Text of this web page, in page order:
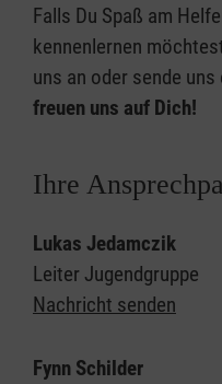
Falls Du Spaß am
kennenlernen
uns an oder sende
freuen uns auf Dich!
Ihre
Lukas Jedamczik
Leiter Jugendgruppe
Nachricht senden
Fynn Schilder